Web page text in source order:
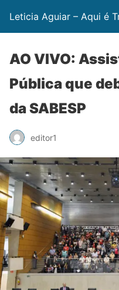
Leticia Aguiar – Aqui é
AO VIVO:
Pública que
da SABESP
editor1